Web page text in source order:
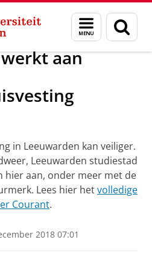
Menu
en
zoeken
aan
in Leeuwarden kan veiliger.
Leeuwarden studiestad
hier aan, onder meer met de
Lees hier hetvolledige
Courant.
2018 07:01